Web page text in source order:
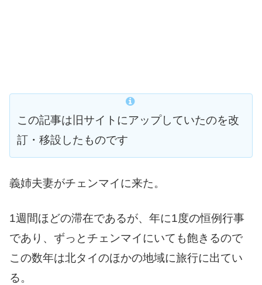
この記事は旧サイトにアップしていたのを改
訂・移設したものです
義姉夫妻がチェンマイに来た。
1週間ほどの滞在であるが、年に1度の恒例行事
であり、ずっとチェンマイにいても飽きるので
この数年は北タイのほかの地域に旅行に出てい
る。